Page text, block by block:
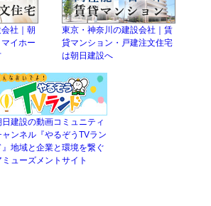
社｜朝
イホー
東京・神奈川の建設会社｜賃
貸マンション・戸建注文住宅
は朝日建設へ
日建設の動画コミュニティ
ャンネル『やるぞうTVラン
』地域と企業と環境を繋ぐ
ミューズメントサイト